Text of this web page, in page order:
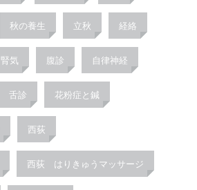
秋の養生 立秋 経絡
腎気 腹診 自律神経
舌診 花粉症と鍼
西荻
西荻 はりきゅうマッサージ